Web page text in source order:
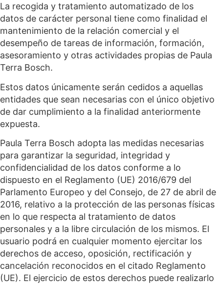
La recogida y tratamiento automatizado de los
datos de carácter personal tiene como finalidad el
mantenimiento de la relación comercial y el
desempeño de tareas de información, formación,
asesoramiento y otras actividades propias de Paula
Terra Bosch.
Estos datos únicamente serán cedidos a aquellas
entidades que sean necesarias con el único objetivo
de dar cumplimiento a la finalidad anteriormente
expuesta.
Paula Terra Bosch adopta las medidas necesarias
para garantizar la seguridad, integridad y
confidencialidad de los datos conforme a lo
dispuesto en el Reglamento (UE) 2016/679 del
Parlamento Europeo y del Consejo, de 27 de abril de
2016, relativo a la protección de las personas físicas
en lo que respecta al tratamiento de datos
personales y a la libre circulación de los mismos. El
usuario podrá en cualquier momento ejercitar los
derechos de acceso, oposición, rectificación y
cancelación reconocidos en el citado Reglamento
(UE). El ejercicio de estos derechos puede realizarlo